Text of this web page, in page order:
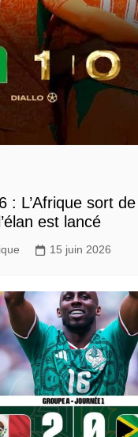
: L’Afrique sort
est lancé
15 juin 2026